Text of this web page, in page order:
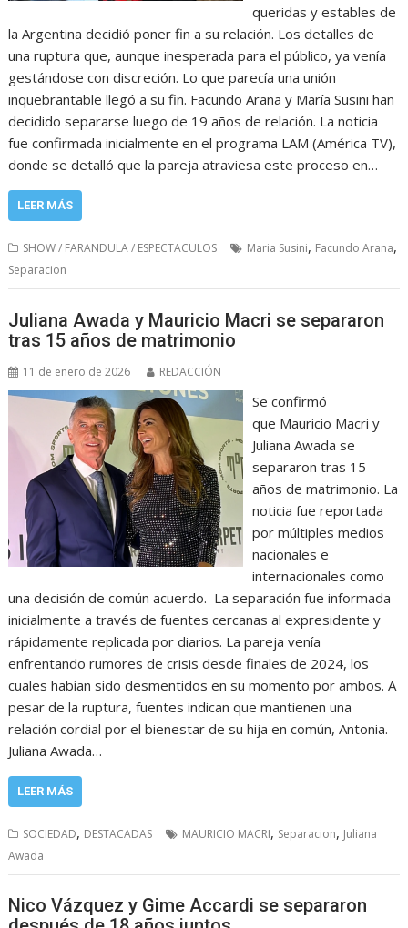
queridas y estables de
la Argentina decidió poner fin a su relación. Los detalles de
una ruptura que, aunque inesperada para el público, ya venía
gestándose con discreción. Lo que parecía una unión
inquebrantable llegó a su fin. Facundo Arana y María Susini han
decidido separarse luego de 19 años de relación. La noticia
fue confirmada inicialmente en el programa LAM (América TV),
donde se detalló que la pareja atraviesa este proceso en…
LEER MÁS
SHOW / FARANDULA / ESPECTACULOS Maria Susini, Facundo Arana,
Separacion
Juliana Awada y Mauricio Macri se separaron
tras 15 años de matrimonio
11 de enero de 2026 REDACCIÓN
Se confirmó
que Mauricio Macri y
Juliana Awada se
separaron tras 15
años de matrimonio. La
noticia fue reportada
por múltiples medios
nacionales e
internacionales como
una decisión de común acuerdo. La separación fue informada
inicialmente a través de fuentes cercanas al expresidente y
rápidamente replicada por diarios. La pareja venía
enfrentando rumores de crisis desde finales de 2024, los
cuales habían sido desmentidos en su momento por ambos. A
pesar de la ruptura, fuentes indican que mantienen una
relación cordial por el bienestar de su hija en común, Antonia.
Juliana Awada…
LEER MÁS
SOCIEDAD, DESTACADAS MAURICIO MACRI, Separacion, Juliana
Awada
Nico Vázquez y Gime Accardi se separaron